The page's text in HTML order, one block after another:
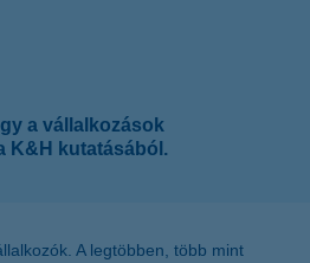
a vállalkozások
K&H kutatásából.
A legtöbben, több mint